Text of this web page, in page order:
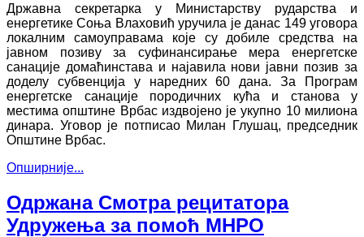
Државна секретарка у Министарству рударства и
енергетике Соња Влаховић уручила је данас 149 уговора
локалним самоуправама које су добиле средства на
јавном позиву за суфинансирање мера енергетске
санације домаћинстава и најавила нови јавни позив за
доделу субвенција у наредних 60 дана. За Програм
енергетске санације породичних кућа и станова у
местима општине Врбас издвојено је укупно 10 милиона
динара. Уговор је потписао Милан Глушац, председник
Општине Врбас.
Опширније...
Одржана Смотра рецитатора
Удружења за помоћ МНРО